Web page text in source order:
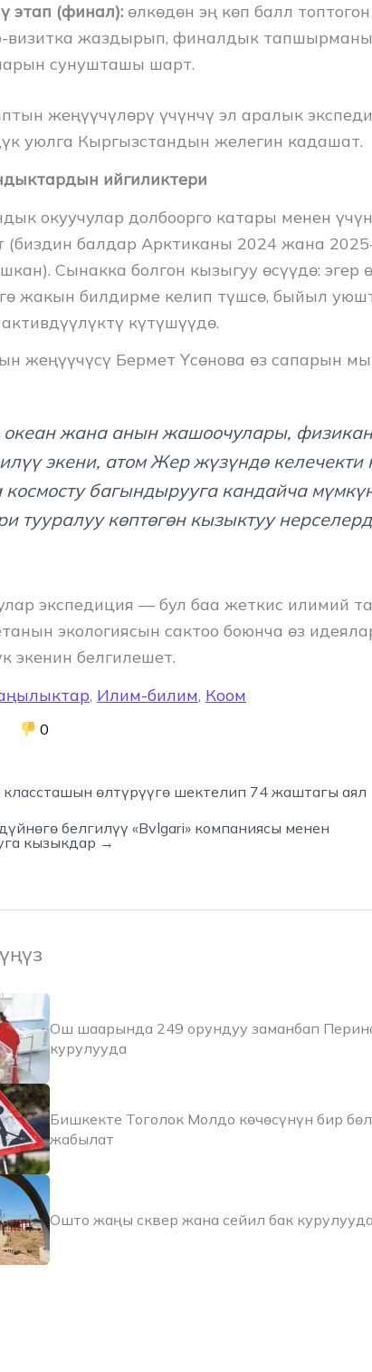
этап (финал): өлкөдөн эң көп балл
визитка жаздырып, финалдык
сунушташы шарт.
жеңүүчүлөрү үчүнчү эл аралык
уюлга Кыргызстандын желегин кадашат.
ийгиликтери
окуучулар долбоорго катары менен
балдар Арктиканы 2024 жана
Сынакка болгон кызыгуу өсүүдө: эгер
жакын билдирме келип түшсө, быйыл
күтүшүүдө.
жеңүүчүсү Бермет Үсөнова өз сапарын
океан жана анын жашоочулары,
экени, атом Жер жүзүндө келечекти
багындырууга кандайча
тууралуу көптөгөн кызыктуу
экспедиция — бул баа жеткис илимий
экологиясын сактоо боюнча өз
экенин белгилешет.
, Илим-билим, Коом
0
өлтүрүүгө шектелип 74 жаштагы аял
белгилүү «Bvlgari» компаниясы менен
кызыкдар →
Ош шаарында 249 орундуу заманбап
курулууда
Бишкекте Тоголок Молдо көчөсүнүн бир
жабылат
Ошто жаңы сквер жана сейил бак курулууда